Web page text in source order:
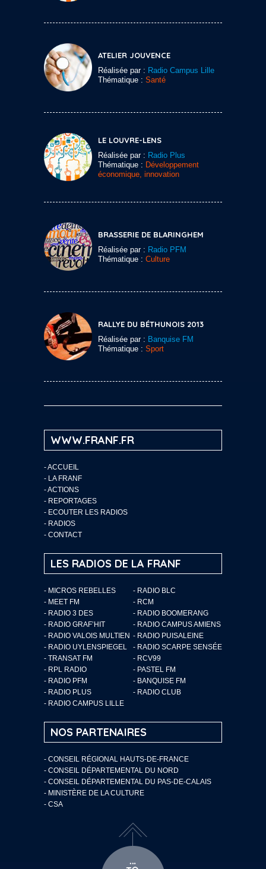
ATELIER JOUVENCE
Réalisée par : Radio Campus Lille
Thématique : Santé
LE LOUVRE-LENS
Réalisée par : Radio Plus
Thématique : Développement
économique, innovation
BRASSERIE DE BLARINGHEM
Réalisée par : Radio PFM
Thématique : Culture
RALLYE DU BÉTHUNOIS 2013
Réalisée par : Banquise FM
Thématique : Sport
WWW.FRANF.FR
-ACCUEIL
- LA FRANF
-ACTIONS
- REPORTAGES
- ECOUTER LES RADIOS
- RADIOS
- CONTACT
LES RADIOS DE LA FRANF
- MICROS REBELLES
- RADIO BLC
- MEET FM
- RCM
- RADIO 3 DES
- RADIO BOOMERANG
- RADIO GRAF’HIT
- RADIO CAMPUS AMIENS
- RADIO VALOIS MULTIEN - RADIO PUISALEINE
- RADIO UYLENSPIEGEL
- RADIO SCARPE SENSÉE
- TRANSAT FM
- RCV99
- RPL RADIO
- PASTEL FM
- RADIO PFM
- BANQUISE FM
- RADIO PLUS
- RADIO CLUB
- RADIO CAMPUS LILLE
NOS PARTENAIRES
- CONSEIL RÉGIONAL HAUTS-DE-FRANCE
- CONSEIL DÉPARTEMENTAL DU NORD
- CONSEIL DÉPARTEMENTAL DU PAS-DE-CALAIS
- MINISTÈRE DE LA CULTURE
- CSA